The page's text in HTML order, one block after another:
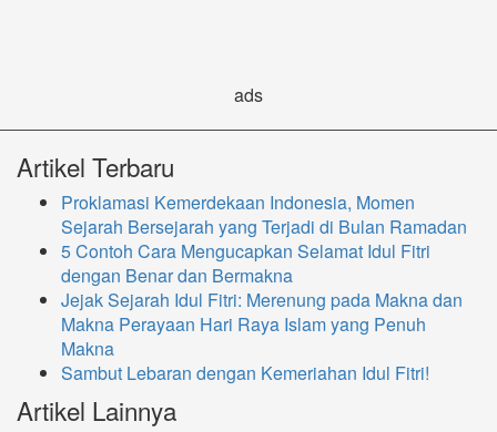
ads
Artikel Terbaru
Proklamasi Kemerdekaan Indonesia, Momen
Sejarah Bersejarah yang Terjadi di Bulan Ramadan
5 Contoh Cara Mengucapkan Selamat Idul Fitri
dengan Benar dan Bermakna
Jejak Sejarah Idul Fitri: Merenung pada Makna dan
Makna Perayaan Hari Raya Islam yang Penuh
Makna
Sambut Lebaran dengan Kemeriahan Idul Fitri!
Artikel Lainnya